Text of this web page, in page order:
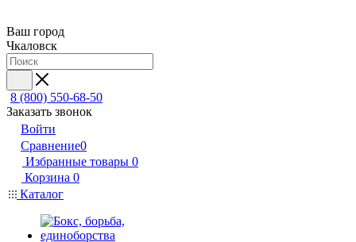
Ваш город
Чкаловск
8 (800) 550-68-50
Заказать звонок
Войти
Сравнение0
Избранные товары 0
Корзина 0
Каталог